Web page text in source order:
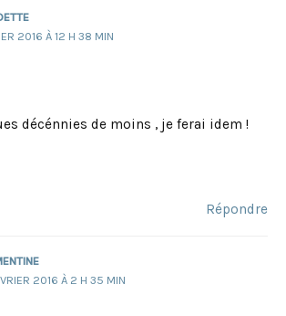
2016 À 12 H 38 MIN
décénnies de moins , je ferai idem !
Répondre
2016 À 2 H 35 MIN